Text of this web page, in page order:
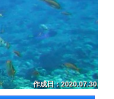
作成日：2020.07.30